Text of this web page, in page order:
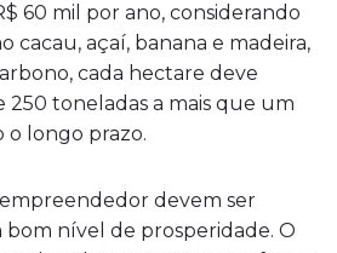
60 mil por ano, considerando
cacau, açaí, banana e madeira,
cada hectare deve
250 toneladas a mais que um
o longo prazo.
devem ser
nível de prosperidade. O